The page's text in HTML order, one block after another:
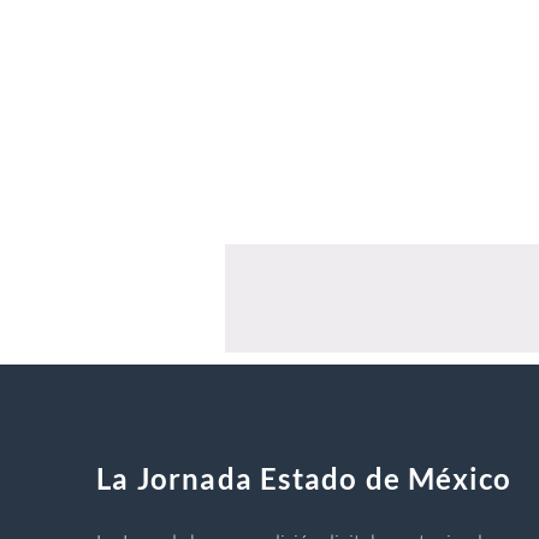
La Jornada Estado de México